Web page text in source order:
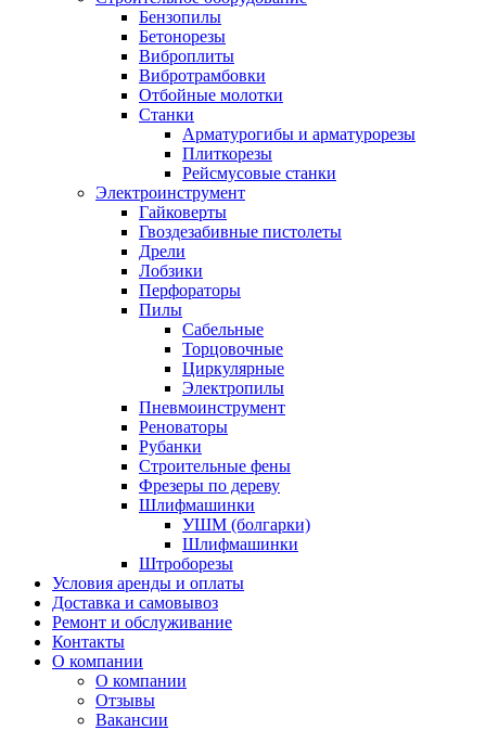
Бензопилы
Бетонорезы
Виброплиты
Вибротрамбовки
Отбойные молотки
Станки
Арматурогибы и арматурорезы
Плиткорезы
Рейсмусовые станки
Электроинструмент
Гайковерты
Гвоздезабивные пистолеты
Дрели
Лобзики
Перфораторы
Пилы
Сабельные
Торцовочные
Циркулярные
Электропилы
Пневмоинструмент
Реноваторы
Рубанки
Строительные фены
Фрезеры по дереву
Шлифмашинки
УШМ (болгарки)
Шлифмашинки
Штроборезы
Условия аренды и оплаты
Доставка и самовывоз
Ремонт и обслуживание
Контакты
О компании
О компании
Отзывы
Вакансии